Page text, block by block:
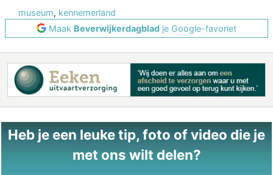
museum, kennemerland
Maak Beverwijkerdagblad je Google-favoriet
Heb je een leuke tip, foto of video die je
met ons wilt delen?